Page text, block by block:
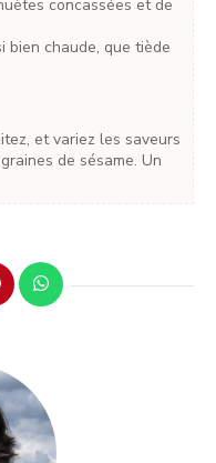
concassées et de
de sésame. Un